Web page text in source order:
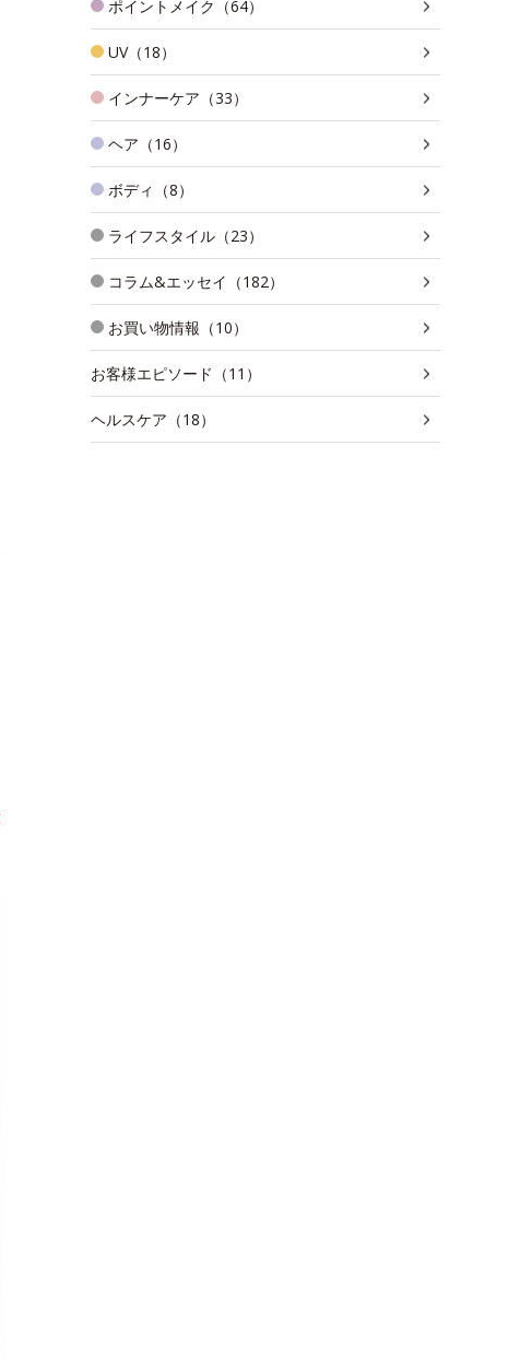
ポイントメイク（64）
UV（18）
インナーケア（33）
ヘア（16）
ボディ（8）
ライフスタイル（23）
コラム&エッセイ（182）
お買い物情報（10）
お客様エピソード（11）
ヘルスケア（18）